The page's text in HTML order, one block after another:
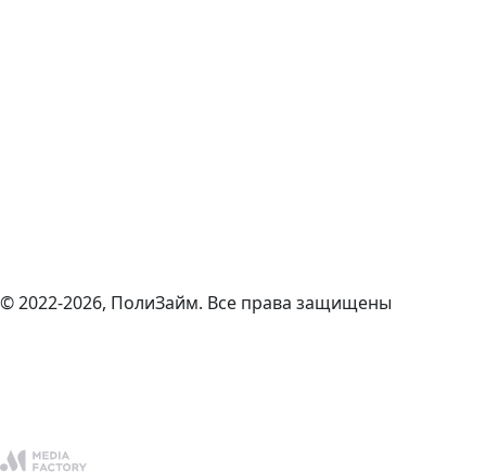
© 2022-2026, ПолиЗайм. Все права защищены